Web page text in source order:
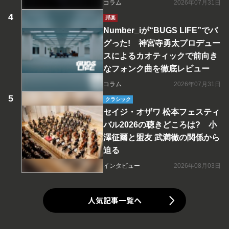
コラム 2026年07月31日
邦楽
Number_iが“BUGS LIFE”でバ
グった! 神宮寺勇太プロデュー
スによるカオティックで前向き
なフォンク曲を徹底レビュー
コラム 2026年07月31日
クラシック
セイジ・オザワ 松本フェスティ
バル2026の聴きどころは? 小
澤征爾と盟友 武満徹の関係から
迫る
インタビュー 2026年08月03日
人気記事一覧へ